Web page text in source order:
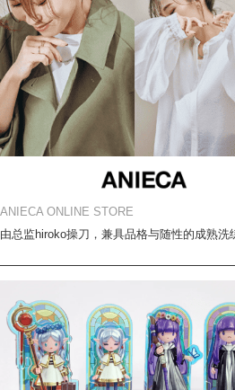
ANIECA ONLINE STORE
由总监hiroko操刀，兼具品格与随性的成熟洗